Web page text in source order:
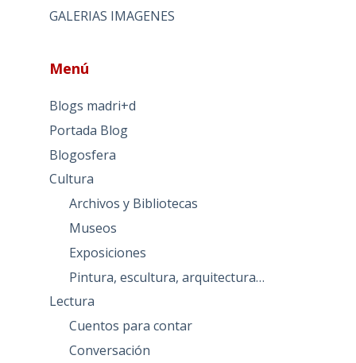
GALERIAS IMAGENES
Menú
Blogs madri+d
Portada Blog
Blogosfera
Cultura
Archivos y Bibliotecas
Museos
Exposiciones
Pintura, escultura, arquitectura…
Lectura
Cuentos para contar
Conversación